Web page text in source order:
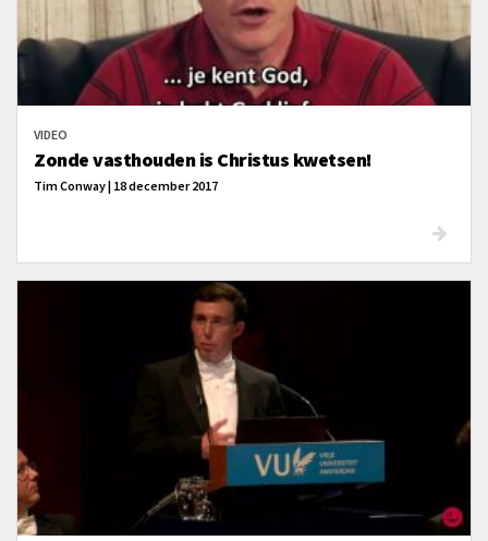
VIDEO
Zonde vasthouden is Christus kwetsen!
Tim Conway | 18 december 2017